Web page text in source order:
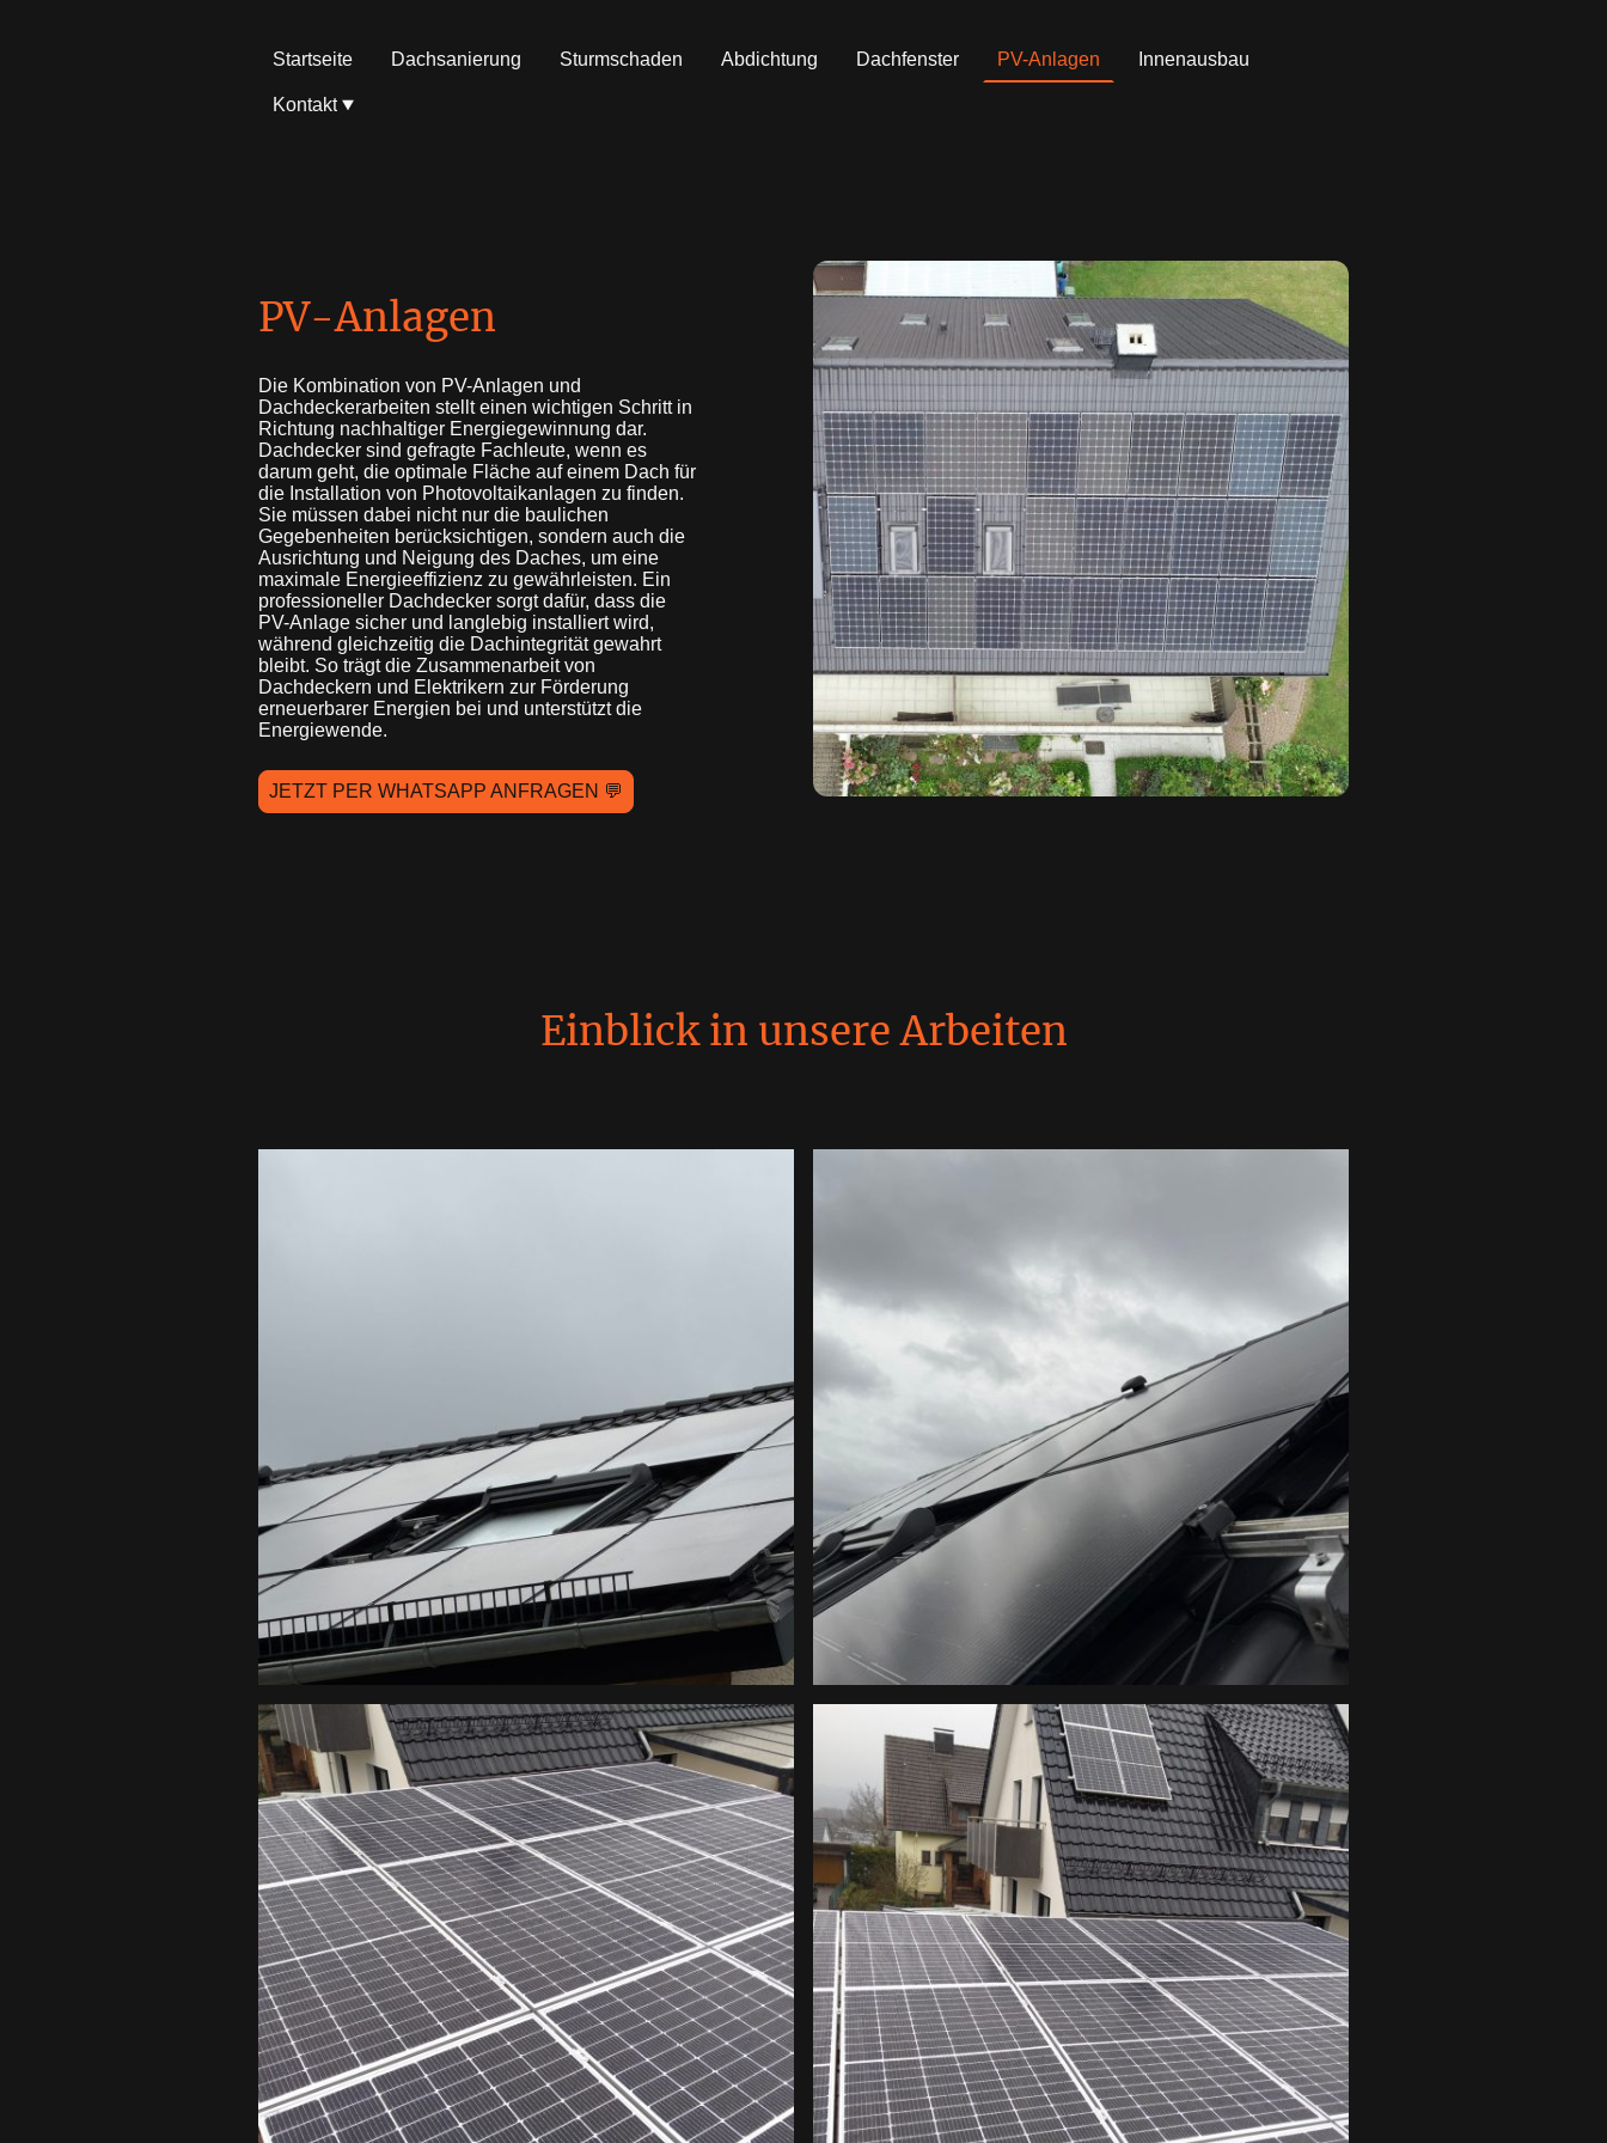
Startseite Dachsanierung Sturmschaden Abdichtung Dachfenster PV-Anlagen Innenausbau
Kontakt
PV-Anlagen
Die Kombination von PV-Anlagen und
Dachdeckerarbeiten stellt einen wichtigen Schritt in
Richtung nachhaltiger Energiegewinnung dar.
Dachdecker sind gefragte Fachleute, wenn es
darum geht, die optimale Fläche auf einem Dach für
die Installation von Photovoltaikanlagen zu finden.
Sie müssen dabei nicht nur die baulichen
Gegebenheiten berücksichtigen, sondern auch die
Ausrichtung und Neigung des Daches, um eine
maximale Energieeffizienz zu gewährleisten. Ein
professioneller Dachdecker sorgt dafür, dass die
PV-Anlage sicher und langlebig installiert wird,
während gleichzeitig die Dachintegrität gewahrt
bleibt. So trägt die Zusammenarbeit von
Dachdeckern und Elektrikern zur Förderung
erneuerbarer Energien bei und unterstützt die
Energiewende.
JETZT PER WHATSAPP ANFRAGEN 💬
Einblick in unsere Arbeiten